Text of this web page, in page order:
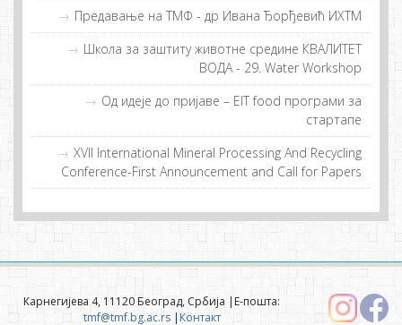
Предавање на ТМФ - др Иванa Ђорђевић ИХТМ
Шкoлa зa зaштиту живoтнe срeдинe КВAЛИTET
ВOДA - 29. Water Workshop
Од идeje дo приjaвe – EIT food прoгрaми зa
стaртaпe
XVII International Mineral Processing And Recycling
Conference-First Announcement and Call for Papers
Карнегијева 4, 11120 Београд, Србија |Е-пошта:
tmf@tmf.bg.ac.rs|Контакт